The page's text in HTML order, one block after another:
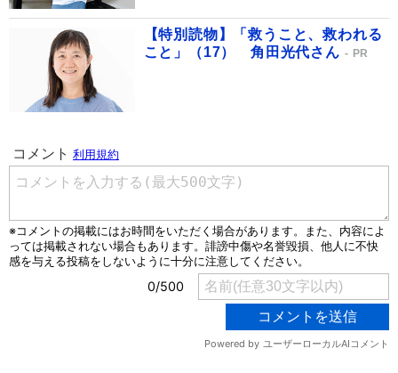
【特別読物】「救うこと、救われる
こと」（17） 角田光代さん
PR